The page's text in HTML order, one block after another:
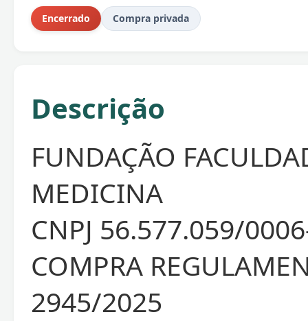
Encerrado Compra privada
Descrição
FUNDAÇÃO
MEDICINA
CNPJ 56.577.059/
COMPRA
2945/2025